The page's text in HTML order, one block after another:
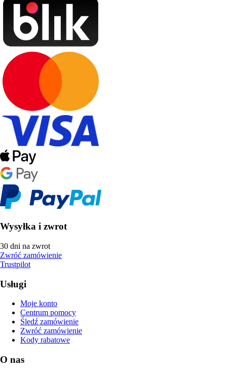
Wysyłka i zwrot
30 dni na zwrot
Zwróć zamówienie
Trustpilot
Usługi
Moje konto
Centrum pomocy
Śledź zamówienie
Zwróć zamówienie
Kody rabatowe
O nas